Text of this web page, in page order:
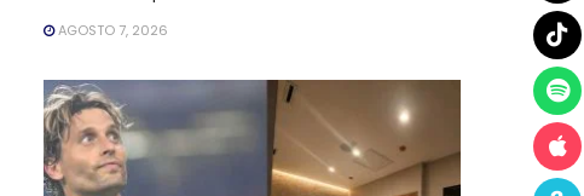
AGOSTO 7, 2026